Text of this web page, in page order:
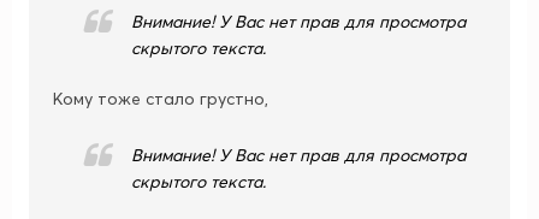
Внимание! У Вас нет прав для просмотра
скрытого текста.
Кому тоже стало грустно,
Внимание! У Вас нет прав для просмотра
скрытого текста.